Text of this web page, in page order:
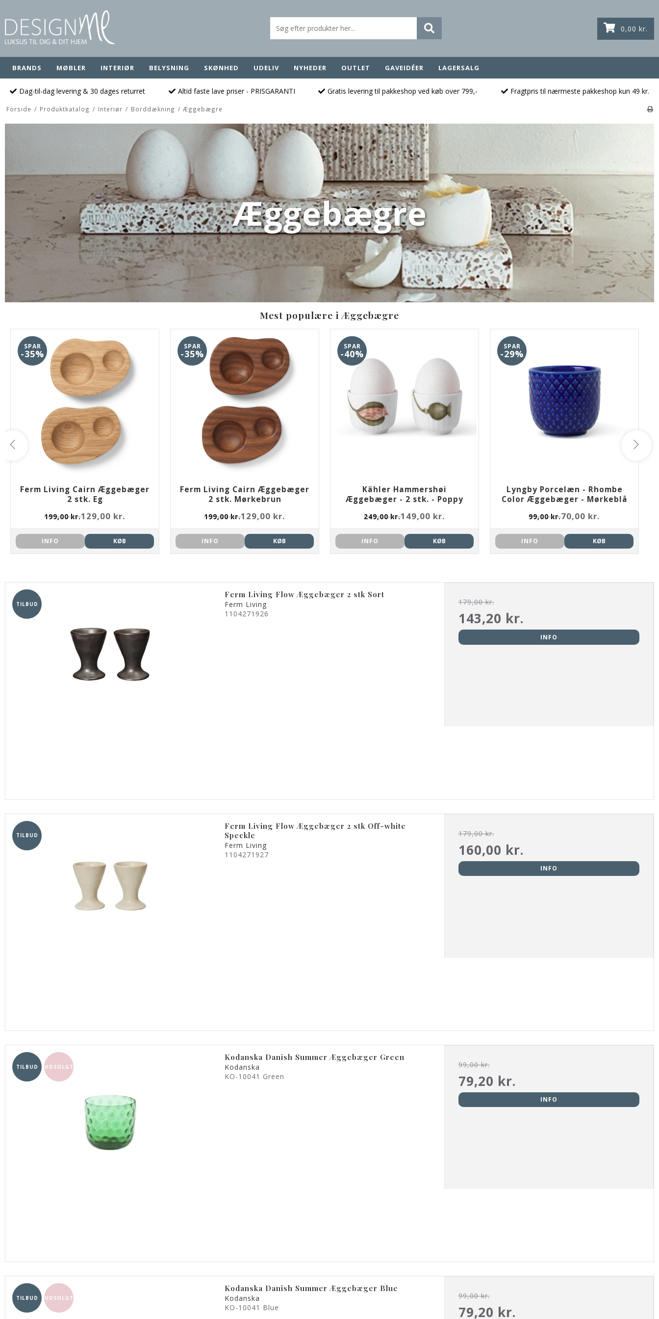
0,00 kr.
BRANDS MØBLER INTERIØR BELYSNING SKØNHED UDELIV NYHEDER OUTLET GAVEIDÉER LAGERSALG
Dag-til-dag levering & 30 dages returret Altid faste lave priser - PRISGARANTI Gratis levering til pakkeshop ved køb over 799,- Fragtpris til nærmeste pakkeshop kun 49 kr.
Forside / Produktkatalog / Interiør / Borddækning / Æggebægre
Æggebægre
Mest populære i Æggebægre
SPAR
-35%
Ferm Living Cairn Æggebæger
2 stk. Eg
199,00 kr.129,00 kr.
INFO KØB
SPAR
-35%
Ferm Living Cairn Æggebæger
2 stk. Mørkebrun
199,00 kr.129,00 kr.
INFO KØB
SPAR
-40%
Kähler Hammershøi
Æggebæger - 2 stk. - Poppy
249,00 kr.149,00 kr.
INFO KØB
SPAR
-29%
Lyngby Porcelæn - Rhombe
Color Æggebæger - Mørkeblå
99,00 kr.70,00 kr.
INFO KØB
TILBUD
Ferm Living Flow Æggebæger 2 stk Sort
Ferm Living
1104271926
179,00 kr.
143,20 kr.
INFO
TILBUD
Ferm Living Flow Æggebæger 2 stk Off-white
Speckle
Ferm Living
1104271927
179,00 kr.
160,00 kr.
INFO
TILBUD UDSOLGT
Kodanska Danish Summer Æggebæger Green
Kodanska
KO-10041 Green
99,00 kr.
79,20 kr.
INFO
TILBUD UDSOLGT
Kodanska Danish Summer Æggebæger Blue
Kodanska
KO-10041 Blue
99,00 kr.
79,20 kr.